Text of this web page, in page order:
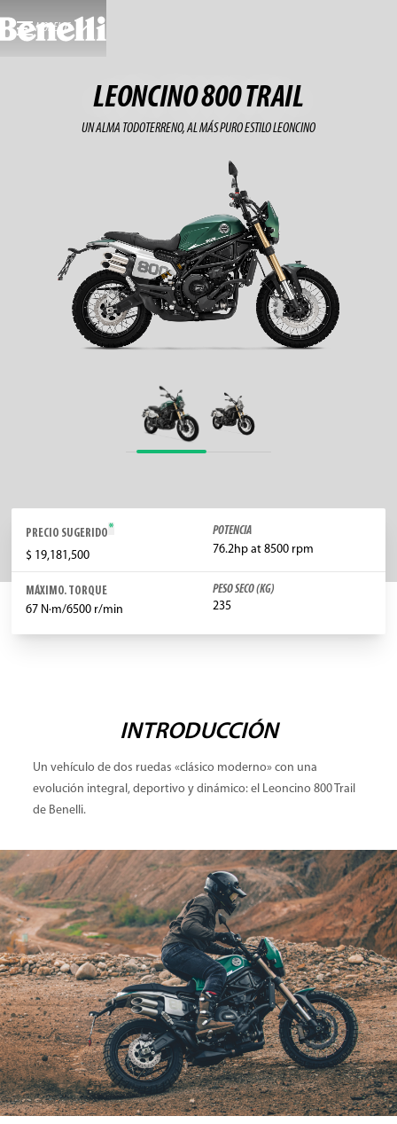
MODELOS
LEONCINO 800 TRAIL
UN ALMA TODOTERRENO, AL MÁS PURO ESTILO LEONCINO
PRECIO SUGERIDO*
$ 19,181,500
POTENCIA
76.2hp at 8500 rpm
MÁXIMO. TORQUE
67 N·m/6500 r/min
PESO SECO (KG)
235
INTRODUCCIÓN
Un vehículo de dos ruedas «clásico moderno» con una
evolución integral, deportivo y dinámico: el Leoncino 800 Trail
de Benelli.